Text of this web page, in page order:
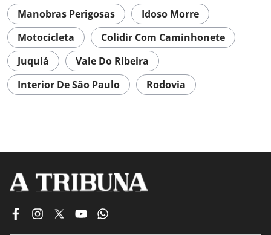
Manobras Perigosas
Idoso Morre
Motocicleta
Colidir Com Caminhonete
Juquiá
Vale Do Ribeira
Interior De São Paulo
Rodovia